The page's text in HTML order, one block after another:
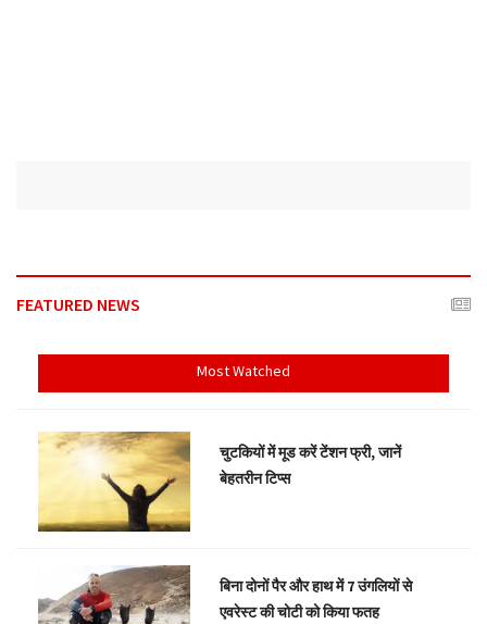
FEATURED NEWS
Most Watched
चुटकियों में मूड करें टेंशन फ्री, जानें
बेहतरीन टिप्स
बिना दोनों पैर और हाथ में 7 उंगलियों से
एवरेस्ट की चोटी को किया फतह